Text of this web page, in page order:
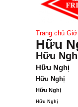
Trang chủ
Hữu
Hữu
Hữu Nghị
Hữu Nghị
Hữu Nghị
Hữu Nghị